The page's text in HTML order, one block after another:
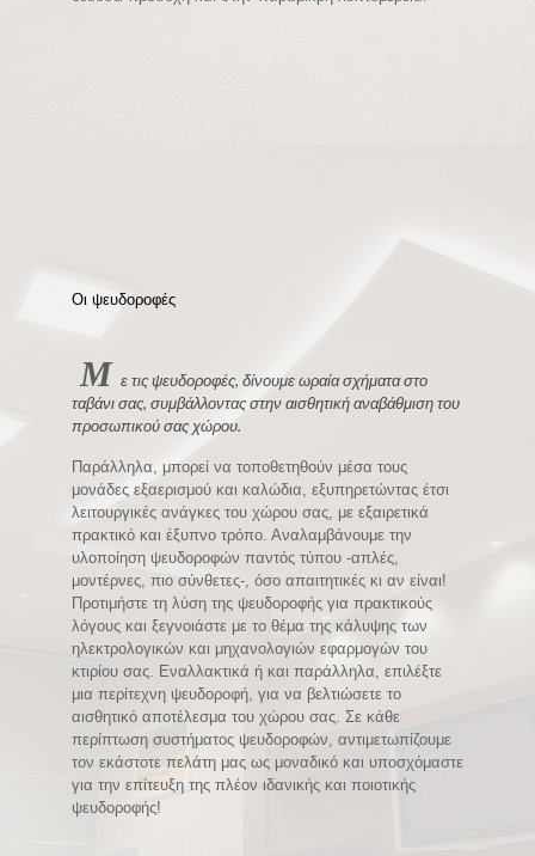
Οι ψευδοροφές
Μ ε τις ψευδοροφές, δίνουμε ωραία σχήματα στο
ταβάνι σας, συμβάλλοντας στην αισθητική αναβάθμιση του
προσωπικού σας χώρου.
Παράλληλα, μπορεί να τοποθετηθούν μέσα τους
μονάδες εξαερισμού και καλώδια, εξυπηρετώντας έτσι
λειτουργικές ανάγκες του χώρου σας, με εξαιρετικά
πρακτικό και έξυπνο τρόπο. Αναλαμβάνουμε την
υλοποίηση ψευδοροφών παντός τύπου -απλές,
μοντέρνες, πιο σύνθετες-, όσο απαιτητικές κι αν είναι!
Προτιμήστε τη λύση της ψευδοροφής για πρακτικούς
λόγους και ξεγνοιάστε με το θέμα της κάλυψης των
ηλεκτρολογικών και μηχανολογιών εφαρμογών του
κτιρίου σας. Εναλλακτικά ή και παράλληλα, επιλέξτε
μια περίτεχνη ψευδοροφή, για να βελτιώσετε το
αισθητικό αποτέλεσμα του χώρου σας. Σε κάθε
περίπτωση συστήματος ψευδοροφών, αντιμετωπίζουμε
τον εκάστοτε πελάτη μας ως μοναδικό και υποσχόμαστε
για την επίτευξη της πλέον ιδανικής και ποιοτικής
ψευδοροφής!